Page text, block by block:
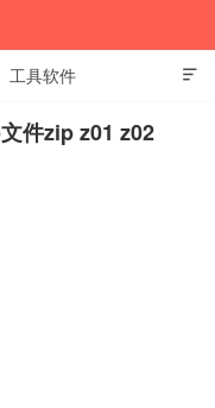

工具软件
件zip z01 z02